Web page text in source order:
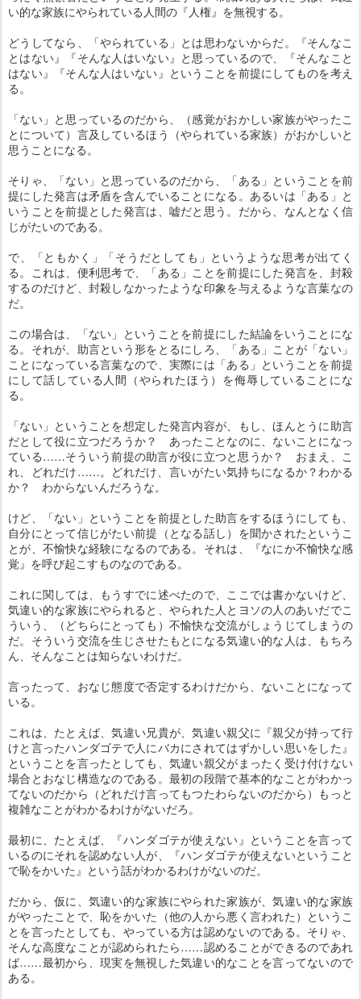
い的な家族にやられている人間の『人権』を無視する。
どうしてなら、「やられている」とは思わないからだ。『そんなこ
とはない』『そんな人はいない』と思っているので、『そんなこと
はない』『そんな人はいない』ということを前提にしてものを考え
る。
「ない」と思っているのだから、（感覚がおかしい家族がやったこ
とについて）言及しているほう（やられている家族）がおかしいと
思うことになる。
そりゃ、「ない」と思っているのだから、「ある」ということを前
提にした発言は矛盾を含んでいることになる。あるいは「ある」と
いうことを前提とした発言は、嘘だと思う。だから、なんとなく信
じがたいのである。
で、「ともかく」「そうだとしても」というような思考が出てく
る。これは、便利思考で、「ある」ことを前提にした発言を、封殺
するのだけど、封殺しなかったような印象を与えるような言葉なの
だ。
この場合は、「ない」ということを前提にした結論をいうことにな
る。それが、助言という形をとるにしろ、「ある」ことが「ない」
ことになっている言葉なので、実際には「ある」ということを前提
にして話している人間（やられたほう）を侮辱していることにな
る。
「ない」ということを想定した発言内容が、もし、ほんとうに助言
だとして役に立つだろうか？ あったことなのに、ないことになっ
ている……そういう前提の助言が役に立つと思うか？ おまえ、こ
れ、どれだけ……。どれだけ、言いがたい気持ちになるか？わかる
か？ わからないんだろうな。
けど、「ない」ということを前提とした助言をするほうにしても、
自分にとって信じがたい前提（となる話し）を聞かされたというこ
とが、不愉快な経験になるのである。それは、『なにか不愉快な感
覚』を呼び起こすものなのである。
これに関しては、もうすでに述べたので、ここでは書かないけど、
気違い的な家族にやられると、やられた人とヨソの人のあいだでこ
ういう、（どちらにとっても）不愉快な交流がしょうじてしまうの
だ。そういう交流を生じさせたもとになる気違い的な人は、もちろ
ん、そんなことは知らないわけだ。
言ったって、おなじ態度で否定するわけだから、ないことになって
いる。
これは、たとえば、気違い兄貴が、気違い親父に『親父が持って行
けと言ったハンダゴテで人にバカにされてはずかしい思いをした』
ということを言ったとしても、気違い親父がまったく受け付けない
場合とおなじ構造なのである。最初の段階で基本的なことがわかっ
てないのだから（どれだけ言ってもつたわらないのだから）もっと
複雑なことがわかるわけがないだろ。
最初に、たとえば、『ハンダゴテが使えない』ということを言って
いるのにそれを認めない人が、『ハンダゴテが使えないということ
で恥をかいた』という話がわかるわけがないのだ。
だから、仮に、気違い的な家族にやられた家族が、気違い的な家族
がやったことで、恥をかいた（他の人から悪く言われた）というこ
とを言ったとしても、やっている方は認めないのである。そりゃ、
そんな高度なことが認められたら……認めることができるのであれ
ば……最初から、現実を無視した気違い的なことを言ってないので
ある。